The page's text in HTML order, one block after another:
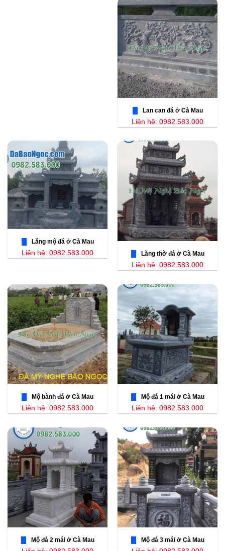
Lan can đá ở Cà Mau
Liên hệ: 0982.583.000
Lăng mộ đá ở Cà Mau
Liên hệ: 0982.583.000 Lăng thờ đá ở Cà Mau
Liên hệ: 0982.583.000
Mộ bành đá ở Cà Mau
Liên hệ: 0982.583.000
Mộ đá 1 mái ở Cà Mau
Liên hệ: 0982.583.000
Mộ đá 2 mái ở Cà Mau Mộ đá 3 mái ở Cà Mau